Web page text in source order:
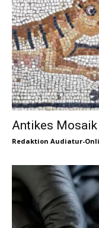
Antikes
Redaktion Audiatur-